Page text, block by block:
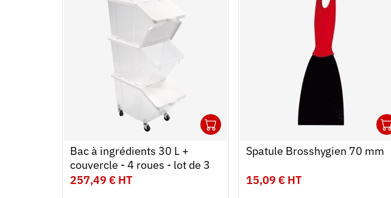
Bac à ingrédients 30 L +
couvercle - 4 roues - lot de 3
257,49 € HT
Spatule Brosshygien 70 mm
15,09 € HT